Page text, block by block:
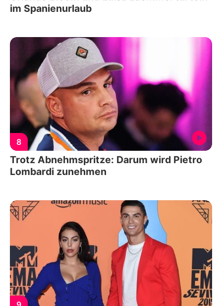
im Spanienurlaub
8
Trotz Abnehmspritze: Darum wird Pietro
Lombardi zunehmen